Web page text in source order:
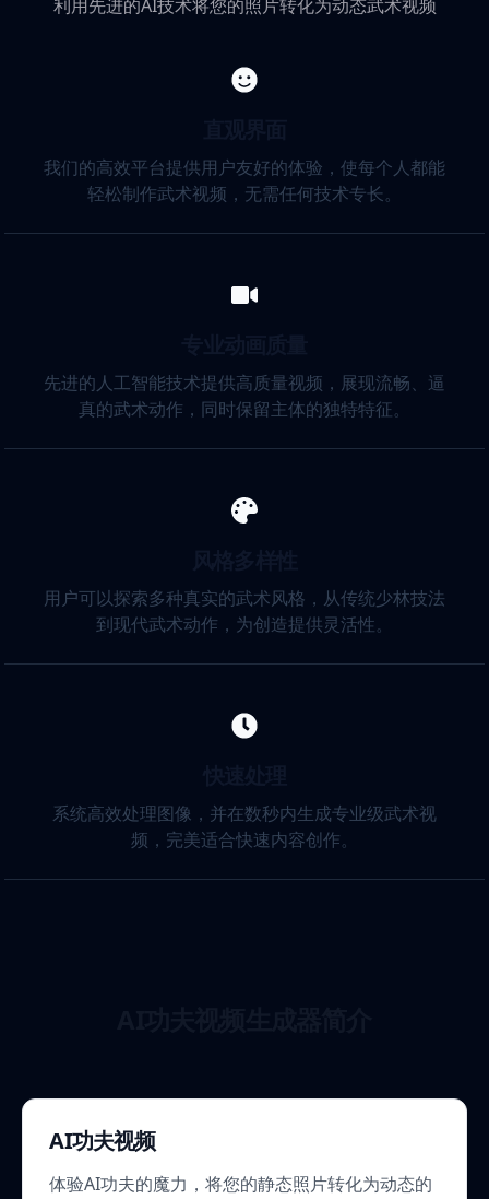
利用先进的AI技术将您的照片转化为动态武术视频
我们的高效平台提供用户友好的体验，使每个人都能
轻松制作武术视频，无需任何技术专长。
先进的人工智能技术提供高质量视频，展现流畅、逼
真的武术动作，同时保留主体的独特特征。
用户可以探索多种真实的武术风格，从传统少林技法
到现代武术动作，为创造提供灵活性。
系统高效处理图像，并在数秒内生成专业级武术视
频，完美适合快速内容创作。
AI功夫视频
体验AI功夫的魔力，将您的静态照片转化为动态的